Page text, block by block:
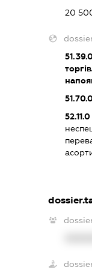
20
52.11.0